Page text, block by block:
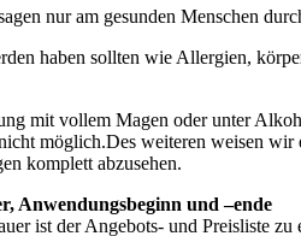
nur am gesunden Menschen
haben sollten wie Allergien,
mit vollem Magen oder unter
möglich.Des weiteren weisen wir
komplett abzusehen.
Anwendungsbeginn und –ende
ist der Angebots- und Preisliste zu